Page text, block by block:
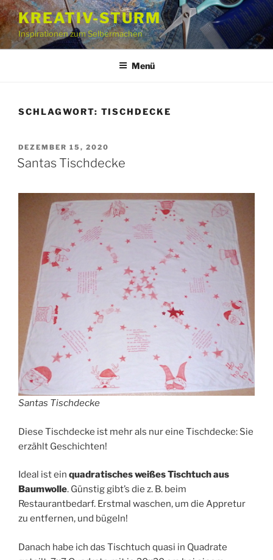
Zum
Inhalt
springen
KREATIV-STURM
Inspirationen zum Selbermachen
Menü
SCHLAGWORT: TISCHDECKE
VERÖFFENTLICHT
AM
DEZEMBER 15, 2020
Santas Tischdecke
Santas Tischdecke
Diese Tischdecke ist mehr als nur eine Tischdecke: Sie
erzählt Geschichten!
Ideal ist ein quadratisches weißes Tischtuch aus
Baumwolle. Günstig gibt’s die z. B. beim
Restaurantbedarf. Erstmal waschen, um die Appretur
zu entfernen, und bügeln!
Danach habe ich das Tischtuch quasi in Quadrate